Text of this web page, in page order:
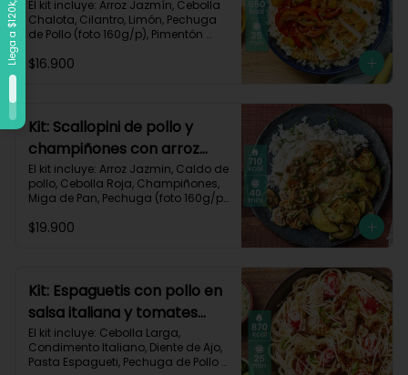
vegetales-109
El kit incluye: Arroz Jazmín, Cebolla
Chalota, Cilantro, Limón, Pechuga
de Pollo (foto 160g/p), Pimentón
Teriyaki, Receta Impresa.
$16.900
Kit: Scallopini de pollo y
champiñones con arroz
jazmín-5
El kit incluye: Arroz Jazmin, Caldo de
pollo, Cebolla Roja, Champiñones,
Miga de Pan, Pechuga (foto 160g/p),
Receta impresa.
$19.900
Kit: Espaguetis con pollo en
salsa italiana y tomates
uvalina-129
El kit incluye: Cebolla Larga,
Condimento Italiano, Diente de Ajo,
Pasta Espagueti, Pechuga de Pollo